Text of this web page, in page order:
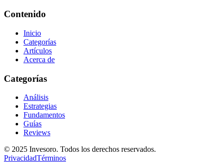
Contenido
Inicio
Categorías
Artículos
Acerca de
Categorías
Análisis
Estrategias
Fundamentos
Guías
Reviews
© 2025 Invesoro. Todos los derechos reservados.
PrivacidadTérminos